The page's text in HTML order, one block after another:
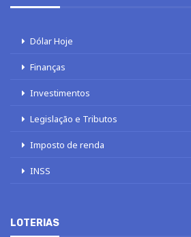
Dólar Hoje
Finanças
Investimentos
Legislação e Tributos
Imposto de renda
INSS
LOTERIAS